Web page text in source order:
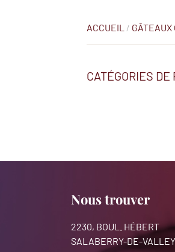
ACCUEIL / GÂTEAUX
CATÉGORIES DE
Nous trouver
2230, BOUL. HÉBERT
SALABERRY-DE-